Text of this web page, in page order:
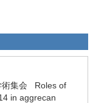
術集会 Roles of
in aggrecan